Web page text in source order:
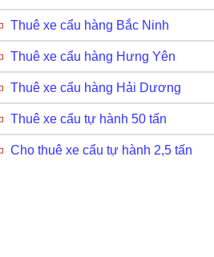
Thuê xe cẩu hàng Bắc Ninh
Thuê xe cẩu hàng Hưng Yên
Thuê xe cẩu hàng Hải Dương
Thuê xe cẩu tự hành 50 tấn
Cho thuê xe cẩu tự hành 2,5 tấn